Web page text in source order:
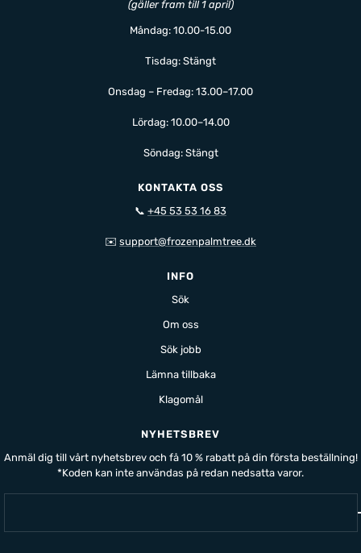
(gäller fram till 1 april)
Måndag: 10.00-15.00
Tisdag: Stängt
Onsdag – Fredag: 13.00–17.00
Lördag: 10.00–14.00
Söndag: Stängt
KONTAKTA OSS
📞 +45 53 53 16 83
✉️ support@frozenpalmtree.dk
INFO
Sök
Om oss
Sök jobb
Lämna tillbaka
Klagomål
NYHETSBREV
Anmäl dig till vårt nyhetsbrev och få 10 % rabatt på din första beställning!
*Koden kan inte användas på redan nedsatta varor.